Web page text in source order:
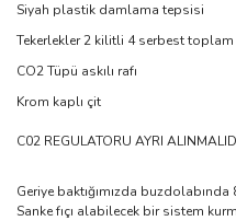
Siyah plastik damlama tepsisi
Tekerlekler 2 kilitli 4 serbest
CO2 Tüpü askılı rafı
Krom kaplı çit
C02 REGULATORU AYRI
Geriye baktığımızda
Sanke fıçı alabilecek bir sistem